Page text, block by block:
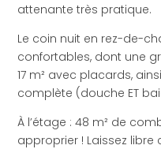
attenante très pratique.
Le coin nuit en rez-de-
confortables, dont une
17 m² avec placards,
complète (douche ET
À l’étage : 48 m² de
approprier ! Laissez